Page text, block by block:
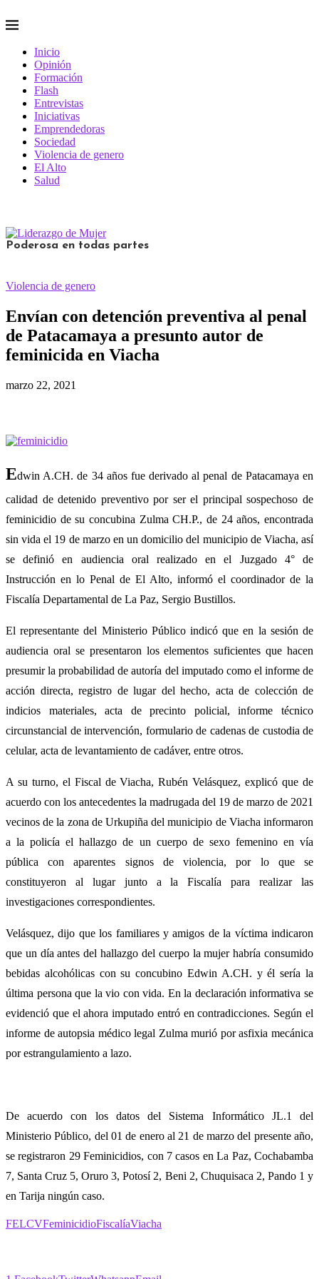
Inicio
Opinión
Formación
Flash
Entrevistas
Iniciativas
Emprendedoras
Sociedad
Violencia de genero
El Alto
Salud
Poderosa en todas partes
Violencia de genero
Envían con detención preventiva al penal
de Patacamaya a presunto autor de
feminicida en Viacha
marzo 22, 2021
Edwin A.CH. de 34 años fue derivado al penal de Patacamaya en
calidad de detenido preventivo por ser el principal sospechoso de
feminicidio de su concubina Zulma CH.P., de 24 años, encontrada
sin vida el 19 de marzo en un domicilio del municipio de Viacha, así
se definió en audiencia oral realizado en el Juzgado 4° de
Instrucción en lo Penal de El Alto, informó el coordinador de la
Fiscalía Departamental de La Paz, Sergio Bustillos.
El representante del Ministerio Público indicó que en la sesión de
audiencia oral se presentaron los elementos suficientes que hacen
presumir la probabilidad de autoría del imputado como el informe de
acción directa, registro de lugar del hecho, acta de colección de
indicios materiales, acta de precinto policial, informe técnico
circunstancial de intervención, formulario de cadenas de custodia de
celular, acta de levantamiento de cadáver, entre otros.
A su turno, el Fiscal de Viacha, Rubén Velásquez, explicó que de
acuerdo con los antecedentes la madrugada del 19 de marzo de 2021
vecinos de la zona de Urkupiña del municipio de Viacha informaron
a la policía el hallazgo de un cuerpo de sexo femenino en vía
pública con aparentes signos de violencia, por lo que se
constituyeron al lugar junto a la Fiscalía para realizar las
investigaciones correspondientes.
Velásquez, dijo que los familiares y amigos de la víctima indicaron
que un día antes del hallazgo del cuerpo la mujer habría consumido
bebidas alcohólicas con su concubino Edwin A.CH. y él sería la
última persona que la vio con vida. En la declaración informativa se
evidenció que el ahora imputado entró en contradicciones. Según el
informe de autopsia médico legal Zulma murió por asfixia mecánica
por estrangulamiento a lazo.
De acuerdo con los datos del Sistema Informático JL.1 del
Ministerio Público, del 01 de enero al 21 de marzo del presente año,
se registraron 29 Feminicidios, con 7 casos en La Paz, Cochabamba
7, Santa Cruz 5, Oruro 3, Potosí 2, Beni 2, Chuquisaca 2, Pando 1 y
en Tarija ningún caso.
FELCVFeminicidioFiscalíaViacha